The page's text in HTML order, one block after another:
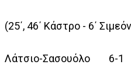
(25΄, 46΄ Κάστρο - 6΄
Λάτσιο-Σασουόλο 6-1